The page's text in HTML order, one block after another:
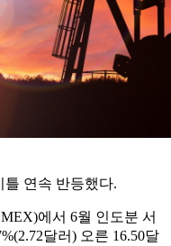
연속 반등했다.
에서 6월 인도분 서
달러) 오른 16.50달